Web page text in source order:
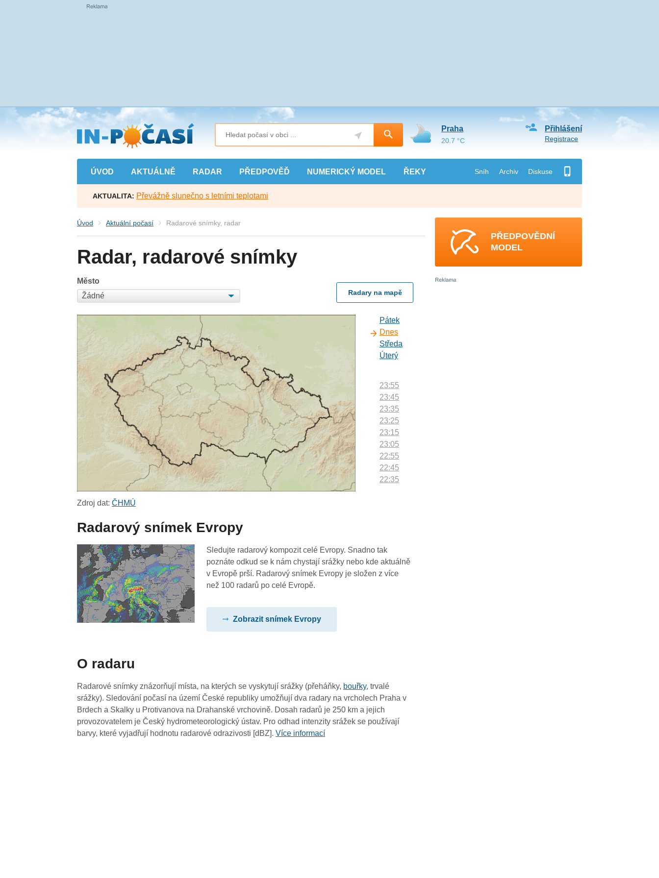
Přejít
na
hlavní
obsah
ÚVOD AKTUÁLNĚ RADAR PŘEDPOVĚĎ NUMERICKÝ MODEL ŘEKY Sníh Archiv Diskuse
Přihlášení
Registrace
Praha
20.7 °C
AKTUALITA: Převážně slunečno s letními teplotami
Úvod Aktuální počasí Radarové snímky, radar
Radar, radarové snímky
Město
Radary na mapě
Pátek
Dnes
Středa
Úterý
23:55
23:45
23:35
23:25
23:15
23:05
22:55
22:45
22:35
21:35
21:25
21:15
19:35
19:25
19:15
19:05
Zdroj dat:ČHMÚ
Radarový snímek Evropy
Sledujte radarový kompozit celé Evropy. Snadno tak
poznáte odkud se k nám chystají srážky nebo kde aktuálně
v Evropě prší. Radarový snímek Evropy je složen z více
než 100 radarů po celé Evropě.
Zobrazit snímek Evropy
O radaru
Radarové snímky znázorňují místa, na kterých se vyskytují srážky (přeháňky, bouřky, trvalé
srážky). Sledování počasí na území České republiky umožňují dva radary na vrcholech Praha v
Brdech a Skalky u Protivanova na Drahanské vrchovině. Dosah radarů je 250 km a jejich
provozovatelem je Český hydrometeorologický ústav. Pro odhad intenzity srážek se používají
barvy, které vyjadřují hodnotu radarové odrazivosti [dBZ].Více informací
PŘEDPOVĚDNÍ
MODEL